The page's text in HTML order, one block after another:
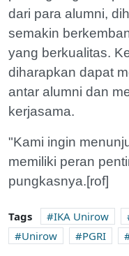
dari para alumni,
semakin
yang berkualitas.
diharapkan dapat
antar alumni dan
kerjasama.
"Kami ingin
memiliki peran
pungkasnya.[rof]
Tags IKA Unirow
Unirow
PGRI